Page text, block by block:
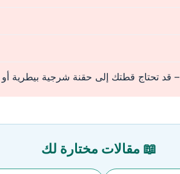
– قد تحتاج قطتك إلى حقنة شرجية بيطرية أو
📖 مقالات مختارة لك